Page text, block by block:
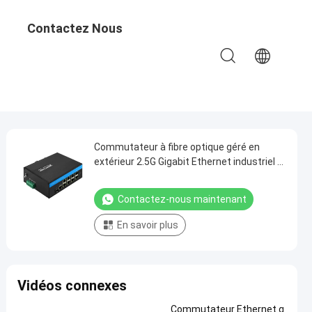
Contactez Nous
Commutateur à fibre optique géré en
extérieur 2.5G Gigabit Ethernet industriel 8
Contactez-nous maintenant
En savoir plus
Vidéos connexes
Commutateur Ethernet g